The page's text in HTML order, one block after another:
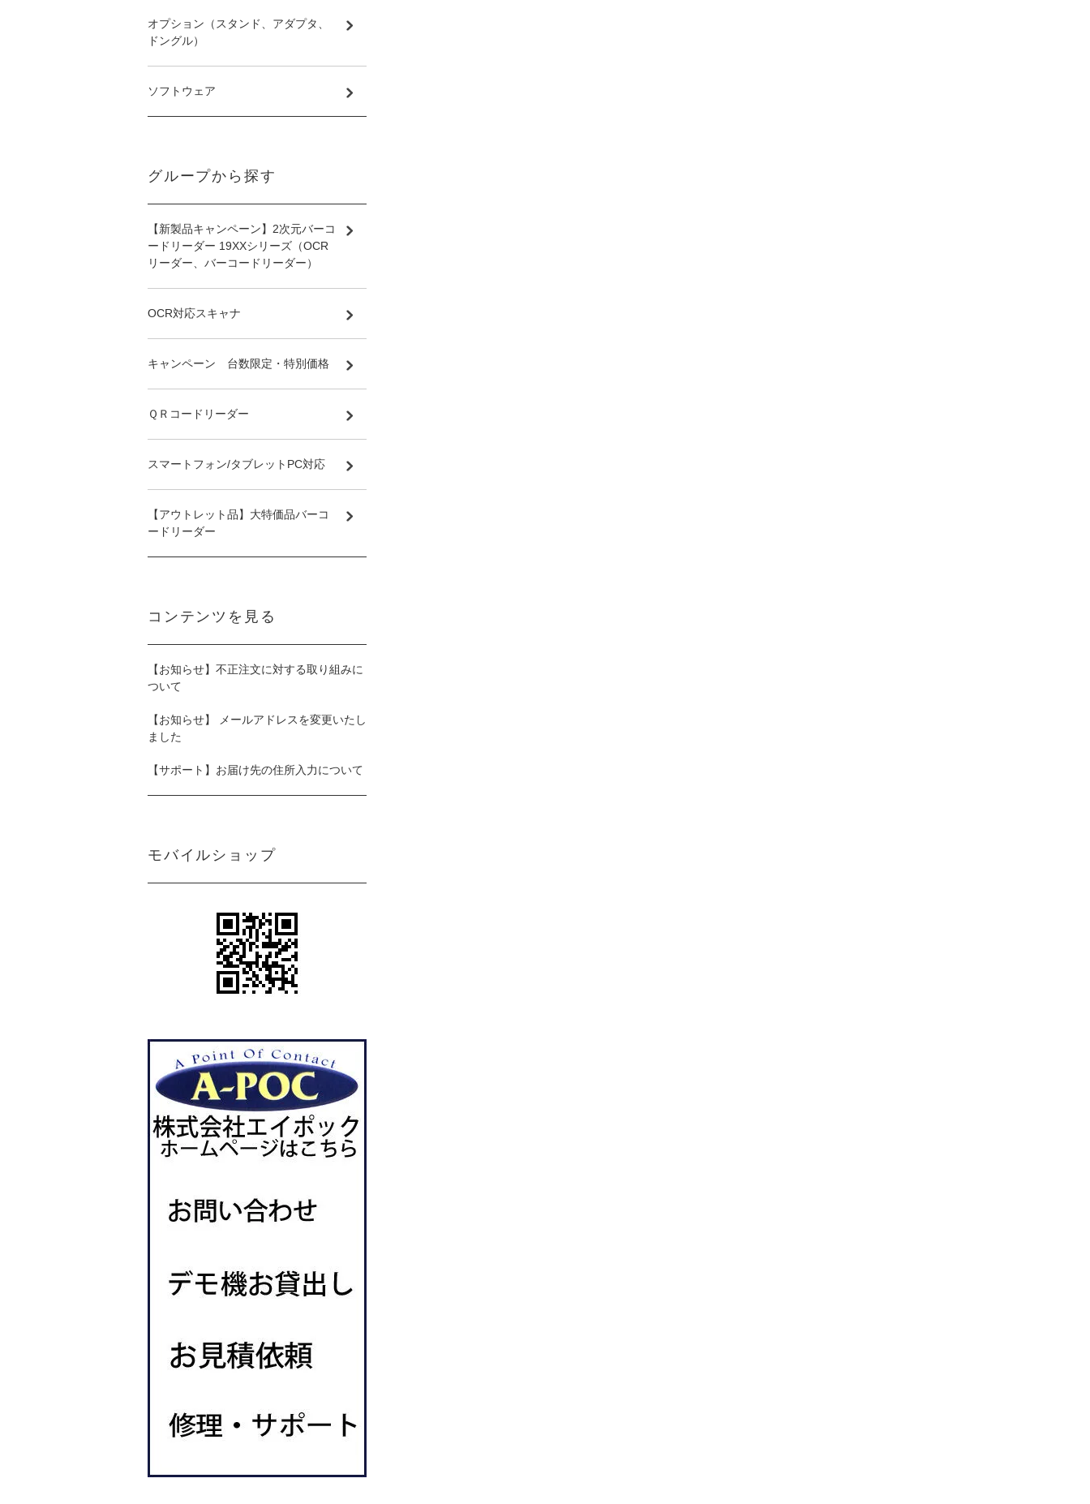
オプション（スタンド、アダプタ、
ドングル）
ソフトウェア
グループから探す
【新製品キャンペーン】2次元バーコ
ードリーダー 19XXシリーズ（OCR
リーダー、バーコードリーダー）
OCR対応スキャナ
キャンペーン 台数限定・特別価格
ＱＲコードリーダー
スマートフォン/タブレットPC対応
【アウトレット品】大特価品バーコ
ードリーダー
コンテンツを見る
【お知らせ】不正注文に対する取り組みに
ついて
【お知らせ】 メールアドレスを変更いたし
ました
【サポート】お届け先の住所入力について
モバイルショップ